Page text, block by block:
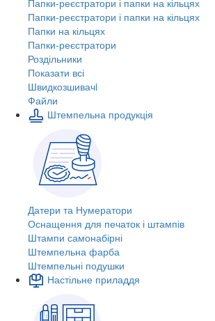
Папки-реєстратори і папки на кільцях
Папки на кільцях
Папки-реєстратори
Роздільники
Показати всі
Швидкозшивачi
Файли
Штемпельна продукція
Датери та Нумератори
Оснащення для печаток і штампів
Штампи самонабірні
Штемпельна фарба
Штемпельні подушки
Настільне приладдя